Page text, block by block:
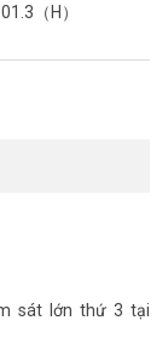
（H）
sát lớn thứ 3 tại